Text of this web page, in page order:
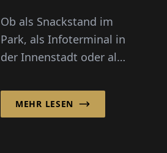
Ob als Snackstand im
Park, als Infoterminal in
der Innenstadt oder als
System auf
Veranstaltungen –
MEHR LESEN